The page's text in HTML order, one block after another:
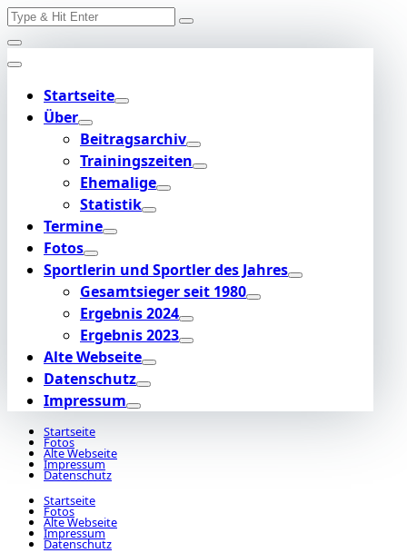
Skip
to
content
Search
Startseite
Über
Beitragsarchiv
Trainingszeiten
Ehemalige
Statistik
Termine
Fotos
Sportlerin und Sportler des Jahres
Gesamtsieger seit 1980
Ergebnis 2024
Ergebnis 2023
Alte Webseite
Datenschutz
Impressum
Startseite
Fotos
Alte Webseite
Impressum
Datenschutz
Startseite
Fotos
Alte Webseite
Impressum
Datenschutz